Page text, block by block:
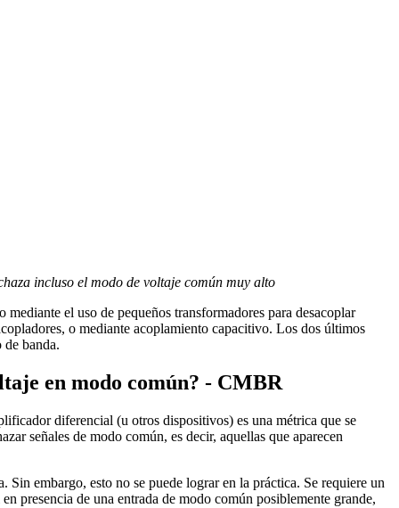
incluso el modo de voltaje común muy alto
mediante el uso de pequeños transformadores para desacoplar
o mediante acoplamiento capacitivo. Los dos últimos
banda.
en modo común? - CMBR
diferencial (u otros dispositivos) es una métrica que se
señales de modo común, es decir, aquellas que aparecen
embargo, esto no se puede lograr en la práctica. Se requiere un
presencia de una entrada de modo común posiblemente grande,